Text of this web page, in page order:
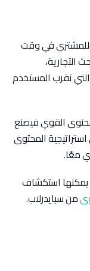
في وقت
التجارية،
التي تقرب المستخدم
القوي فيصنع
المحتوى
معًا.
يمكنها استكشاف
من سبايدرلاب.